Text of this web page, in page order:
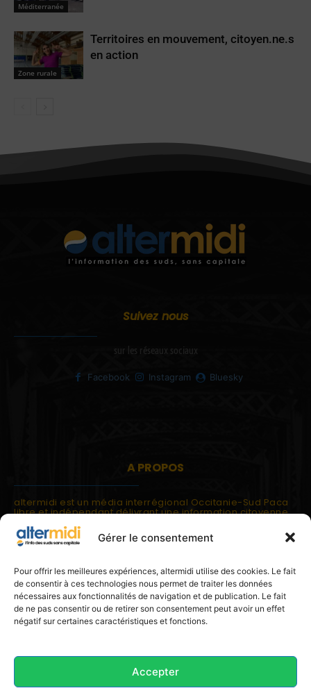
Gérer le consentement
Pour offrir les meilleures expériences, altermidi utilise des cookies. Le fait
de consentir à ces technologies nous permet de traiter les données
nécessaires aux fonctionnalités de navigation et de publication. Le fait
de ne pas consentir ou de retirer son consentement peut avoir un effet
négatif sur certaines caractéristiques et fonctions.
Accepter
Méditerranée
Zone rurale
Territoires en mouvement, citoyen.ne.s
en action
Suivez nous
sur les réseaux sociaux
Facebook Instagram Bluesky
A PROPOS
altermidi est un média interrégional Occitanie-Sud Paca
libre et indépendant délivrant une information citoyenne
altermidi est ouvert sur les suds, la méditerranée,
l'europe.
altermidi aborde des thématiques globales évaluées à
partir des constats de terrain ou d'analyses à l'échelon
local.
altermidi c'est l'information capitale, sans capitale.